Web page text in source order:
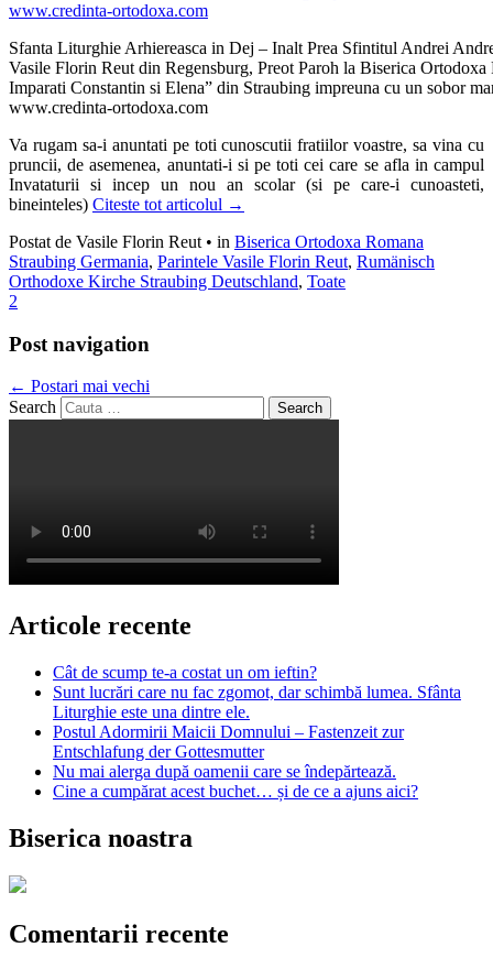
Sfanta Liturghie Arhiereasca in Dej – Inalt Prea Sfintitul Andrei
Vasile Florin Reut din Regensburg, Preot Paroh la Biserica
Imparati Constantin si Elena” din Straubing impreuna cu un sobor
www.credinta-ortodoxa.com
Va rugam sa-i anuntati pe toti cunoscutii fratiilor voastre, sa vina cu
pruncii, de asemenea, anuntati-i si pe toti cei care se afla in campul
Invataturii si incep un nou an scolar (si pe care-i cunoasteti,
bineinteles) Citeste tot articolul →
Postat de Vasile Florin Reut • in Biserica Ortodoxa Romana
Straubing Germania, Parintele Vasile Florin Reut, Rumänisch
Orthodoxe Kirche Straubing Deutschland, Toate
2
Post navigation
← Postari mai vechi
Search
Articole recente
Cât de scump te-a costat un om ieftin?
Sunt lucrări care nu fac zgomot, dar schimbă lumea. Sfânta
Liturghie este una dintre ele.
Postul Adormirii Maicii Domnului – Fastenzeit zur
Entschlafung der Gottesmutter
Nu mai alerga după oamenii care se îndepărtează.
Cine a cumpărat acest buchet… și de ce a ajuns aici?
Biserica noastra
Comentarii recente